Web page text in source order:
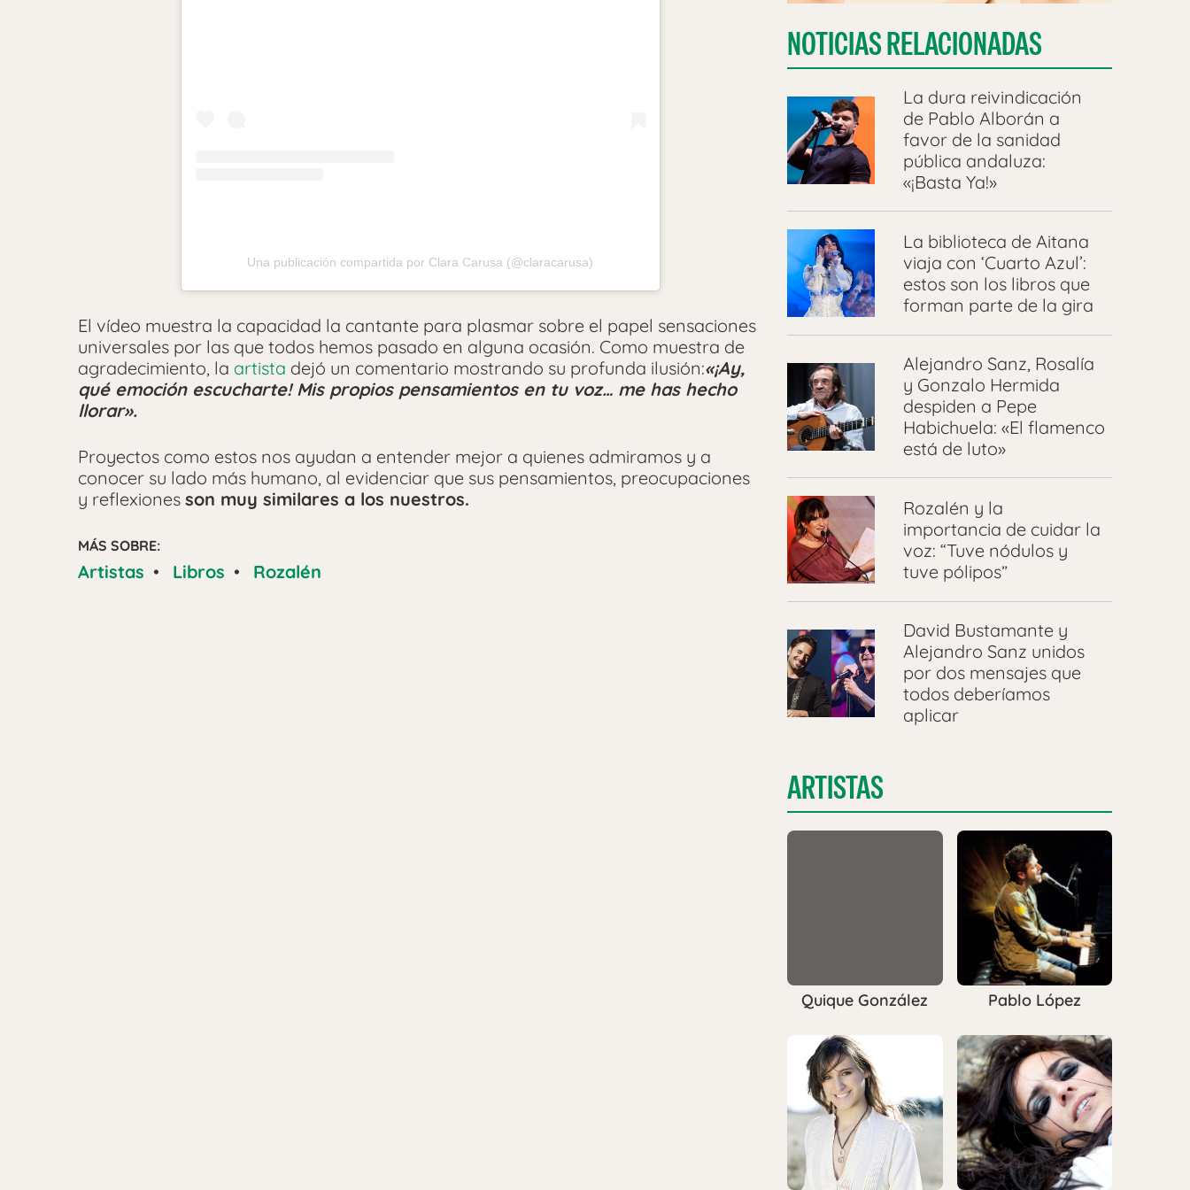
Una publicación compartida por Clara Carusa (@claracarusa)
El vídeo muestra la capacidad la cantante para plasmar sobre el papel sensaciones
universales por las que todos hemos pasado en alguna ocasión. Como muestra de
agradecimiento, la artista dejó un comentario mostrando su profunda ilusión:«¡Ay,
qué emoción escucharte! Mis propios pensamientos en tu voz… me has hecho
llorar».
Proyectos como estos nos ayudan a entender mejor a quienes admiramos y a
conocer su lado más humano, al evidenciar que sus pensamientos, preocupaciones
y reflexiones son muy similares a los nuestros.
MÁS SOBRE:
Artistas • Libros • Rozalén
NOTICIAS RELACIONADAS
La dura reivindicación
de Pablo Alborán a
favor de la sanidad
pública andaluza:
«¡Basta Ya!»
La biblioteca de Aitana
viaja con ‘Cuarto Azul’:
estos son los libros que
forman parte de la gira
Alejandro Sanz, Rosalía
y Gonzalo Hermida
despiden a Pepe
Habichuela: «El flamenco
está de luto»
Rozalén y la
importancia de cuidar la
voz: “Tuve nódulos y
tuve pólipos”
David Bustamante y
Alejandro Sanz unidos
por dos mensajes que
todos deberíamos
aplicar
ARTISTAS
Quique González Pablo López